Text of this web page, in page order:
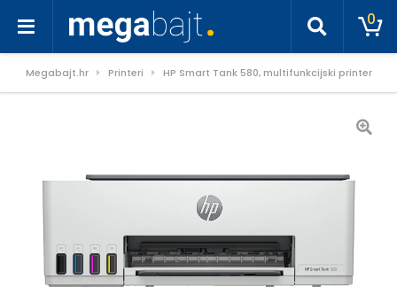
0
Megabajt.hr Printeri HP Smart Tank 580, multifunkcijski printer